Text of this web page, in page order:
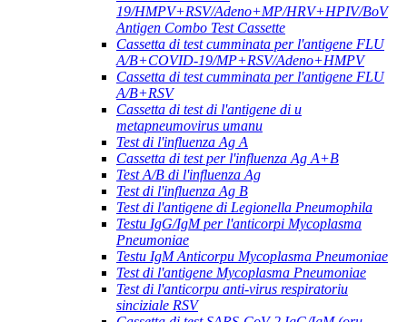
19/HMPV+RSV/Adeno+MP/HRV+HPIV/BoV
Antigen Combo Test Cassette
Cassetta di test cumminata per l'antigene FLU
A/B+COVID-19/MP+RSV/Adeno+HMPV
Cassetta di test cumminata per l'antigene FLU
A/B+RSV
Cassetta di test di l'antigene di u
metapneumovirus umanu
Test di l'influenza Ag A
Cassetta di test per l'influenza Ag A+B
Test A/B di l'influenza Ag
Test di l'influenza Ag B
Test di l'antigene di Legionella Pneumophila
Testu IgG/IgM per l'anticorpi Mycoplasma
Pneumoniae
Testu IgM Anticorpu Mycoplasma Pneumoniae
Test di l'antigene Mycoplasma Pneumoniae
Test di l'anticorpu anti-virus respiratoriu
sinciziale RSV